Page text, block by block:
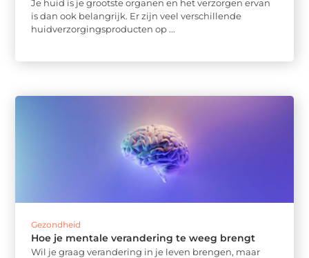
Je huid is je grootste organen en het verzorgen ervan
is dan ook belangrijk. Er zijn veel verschillende
huidverzorgingsproducten op ...
Gezondheid
Hoe je mentale verandering te weeg brengt
Wil je graag verandering in je leven brengen, maar